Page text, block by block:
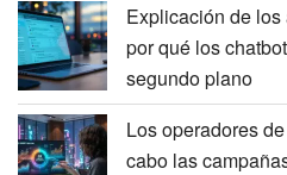
Explicación de los
por qué los
segundo plano
Los operadores
cabo las